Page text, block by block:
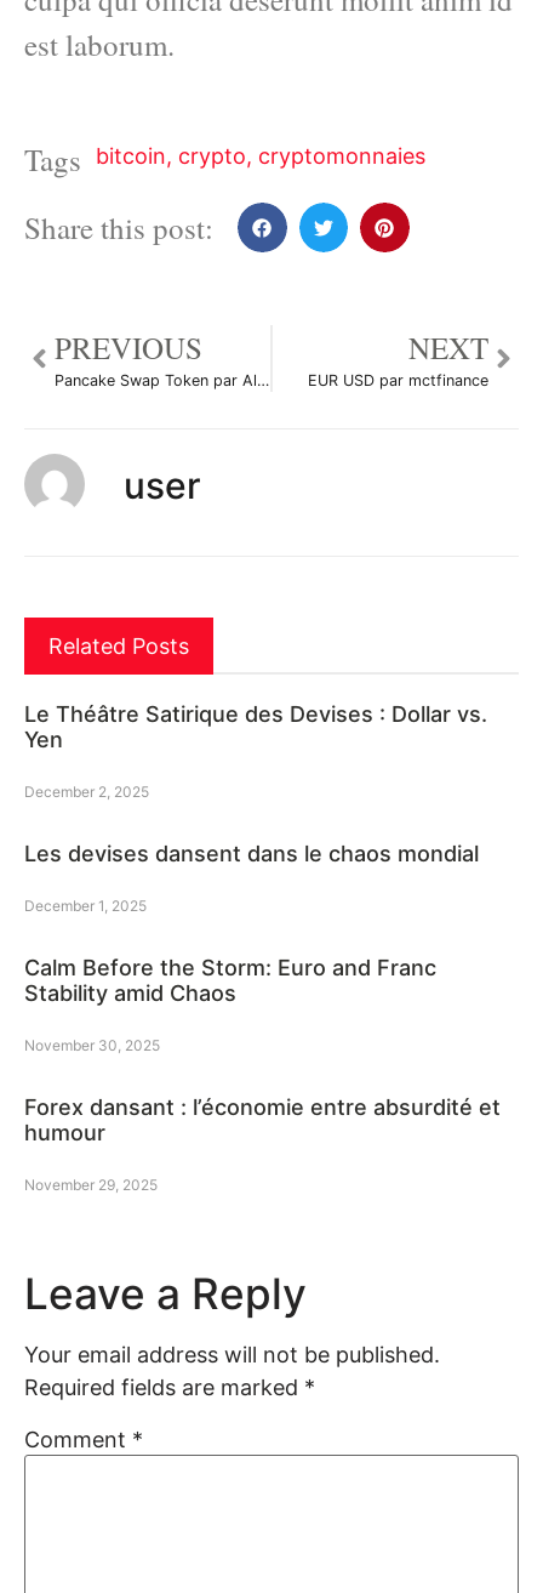
est laborum.
Tags bitcoin, crypto, cryptomonnaies
Share this post:
PREVIOUS
Pancake Swap Token par AlbinTrade
NEXT
EUR USD par mctfinance
user
Related Posts
Le Théâtre Satirique des Devises : Dollar vs.
Yen
December 2, 2025
Les devises dansent dans le chaos mondial
December 1, 2025
Calm Before the Storm: Euro and Franc
Stability amid Chaos
November 30, 2025
Forex dansant : l’économie entre absurdité et
humour
November 29, 2025
Leave a Reply
Your email address will not be published.
Required fields are marked *
Comment *